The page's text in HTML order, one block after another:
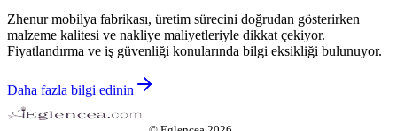
Zhenur mobilya fabrikası, üretim sürecini doğrudan gösterirken
malzeme kalitesi ve nakliye maliyetleriyle dikkat çekiyor.
Fiyatlandırma ve iş güvenliği konularında bilgi eksikliği bulunuyor.
Daha fazla bilgi edinin